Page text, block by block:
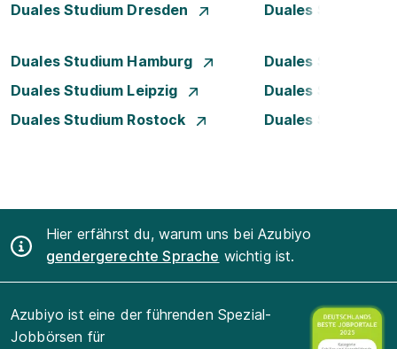
Duales Studium Dresden
Duales Studium
Duales Studium Hamburg
Duales Studium
Duales Studium Leipzig
Duales Studium
Duales Studium Rostock
Duales Studium
Hier erfährst du, warum uns bei Azubiyo
gendergerechte Sprache wichtig ist.
Azubiyo ist eine der führenden Spezial-
Jobbörsen für